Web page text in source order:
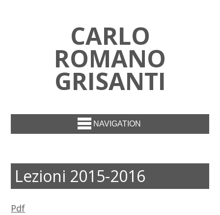
CARLO
ROMANO
GRISANTI
NAVIGATION
Lezioni 2015-2016
Pdf